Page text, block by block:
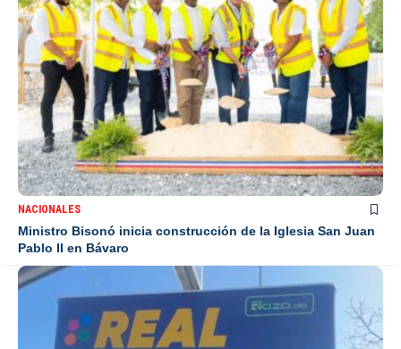
NACIONALES
Ministro Bisonó inicia construcción de la Iglesia San Juan
Pablo II en Bávaro